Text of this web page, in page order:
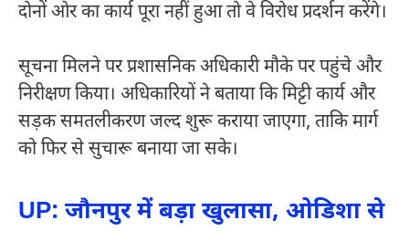
दोनों ओर का कार्य पूरा नहीं हुआ तो वे विरोध प्रदर्शन करेंगे।
सूचना मिलने पर प्रशासनिक अधिकारी मौके पर पहुंचे और
निरीक्षण किया। अधिकारियों ने बताया कि मिट्टी कार्य और
सड़क समतलीकरण जल्द शुरू कराया जाएगा, ताकि मार्ग
को फिर से सुचारू बनाया जा सके।
UP: जौनपुर में बड़ा खुलासा, ओडिशा से